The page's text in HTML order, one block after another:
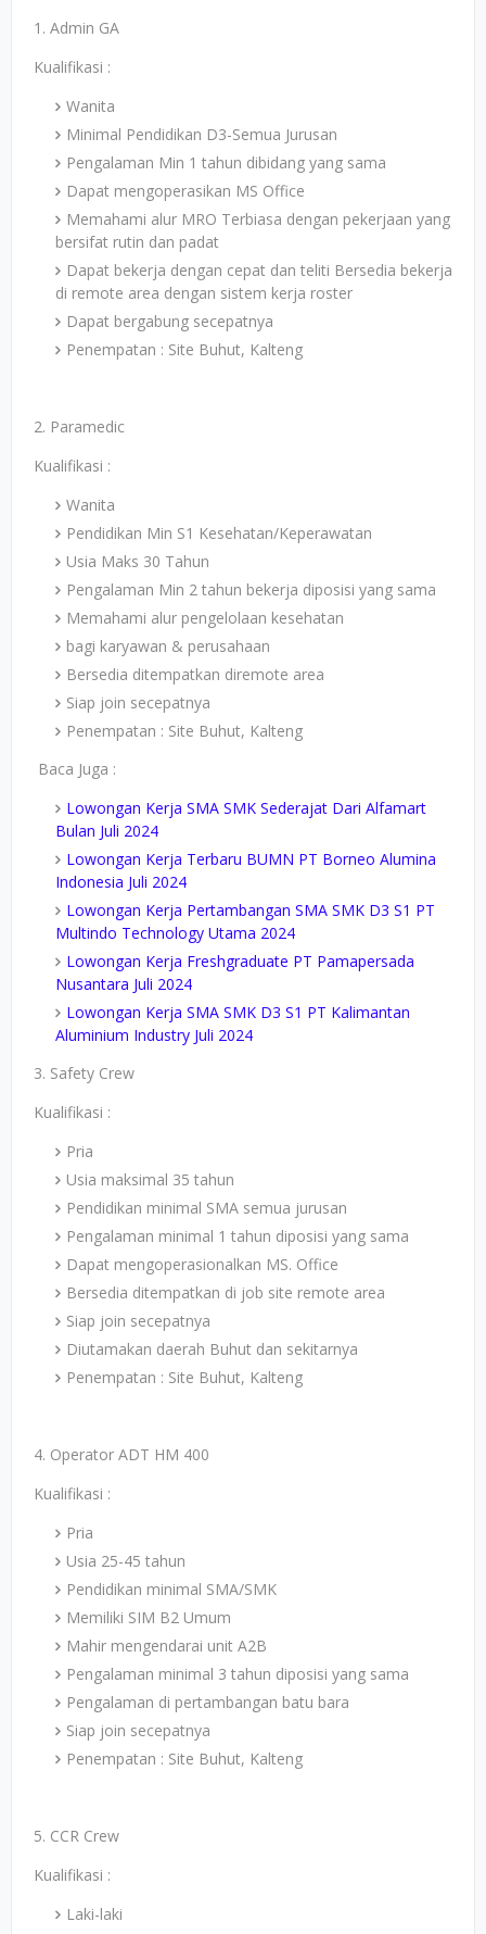
1. Admin GA
Kualifikasi :
Wanita
Minimal Pendidikan D3-Semua Jurusan
Pengalaman Min 1 tahun dibidang yang sama
Dapat mengoperasikan MS Office
Memahami alur MRO Terbiasa dengan pekerjaan yang
bersifat rutin dan padat
Dapat bekerja dengan cepat dan teliti Bersedia bekerja
di remote area dengan sistem kerja roster
Dapat bergabung secepatnya
Penempatan : Site Buhut, Kalteng
2. Paramedic
Kualifikasi :
Wanita
Pendidikan Min S1 Kesehatan/Keperawatan
Usia Maks 30 Tahun
Pengalaman Min 2 tahun bekerja diposisi yang sama
Memahami alur pengelolaan kesehatan
bagi karyawan & perusahaan
Bersedia ditempatkan diremote area
Siap join secepatnya
Penempatan : Site Buhut, Kalteng
Baca Juga :
Lowongan Kerja SMA SMK Sederajat Dari Alfamart
Bulan Juli 2024
Lowongan Kerja Terbaru BUMN PT Borneo Alumina
Indonesia Juli 2024
Lowongan Kerja Pertambangan SMA SMK D3 S1 PT
Multindo Technology Utama 2024
Lowongan Kerja Freshgraduate PT Pamapersada
Nusantara Juli 2024
Lowongan Kerja SMA SMK D3 S1 PT Kalimantan
Aluminium Industry Juli 2024
3. Safety Crew
Kualifikasi :
Pria
Usia maksimal 35 tahun
Pendidikan minimal SMA semua jurusan
Pengalaman minimal 1 tahun diposisi yang sama
Dapat mengoperasionalkan MS. Office
Bersedia ditempatkan di job site remote area
Siap join secepatnya
Diutamakan daerah Buhut dan sekitarnya
Penempatan : Site Buhut, Kalteng
4. Operator ADT HM 400
Kualifikasi :
Pria
Usia 25-45 tahun
Pendidikan minimal SMA/SMK
Memiliki SIM B2 Umum
Mahir mengendarai unit A2B
Pengalaman minimal 3 tahun diposisi yang sama
Pengalaman di pertambangan batu bara
Siap join secepatnya
Penempatan : Site Buhut, Kalteng
5. CCR Crew
Kualifikasi :
Laki-laki